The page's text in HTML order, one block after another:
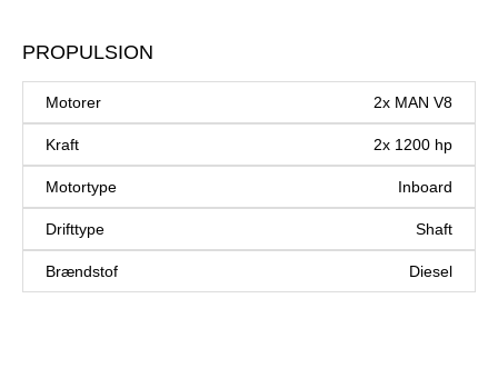
PROPULSION
Motorer 2x MAN V8
Kraft 2x 1200 hp
Motortype Inboard
Drifttype Shaft
Brændstof Diesel